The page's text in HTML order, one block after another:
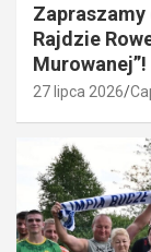
Zapraszamy
Rajdzie
Murowanej”!
27 lipca 2026